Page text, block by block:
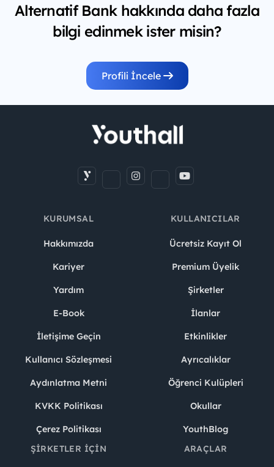
Alternatif Bank hakkında daha fazla
bilgi edinmek ister misin?
Profili İncele
KURUMSAL
Hakkımızda
Kariyer
Yardım
E-Book
İletişime Geçin
Kullanıcı Sözleşmesi
Aydınlatma Metni
KVKK Politikası
Çerez Politikası
KULLANICILAR
Ücretsiz Kayıt Ol
Premium Üyelik
Şirketler
İlanlar
Etkinlikler
Ayrıcalıklar
Öğrenci Kulüpleri
Okullar
YouthBlog
ŞIRKETLER İÇIN
ARAÇLAR